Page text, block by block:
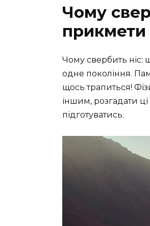
Чому
прикмети
Чому свербить ніс:
одне покоління.
щось трапиться!
іншим, розгадати
підготуватись.